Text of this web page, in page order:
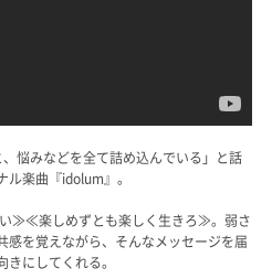
悩みなどを全て詰め込んでいる」と話
楽曲『idolum』。
≫≪楽しめずとも楽しく生きろ≫。弱さ
感を覚えながら、そんなメッセージを届
にしてくれる。